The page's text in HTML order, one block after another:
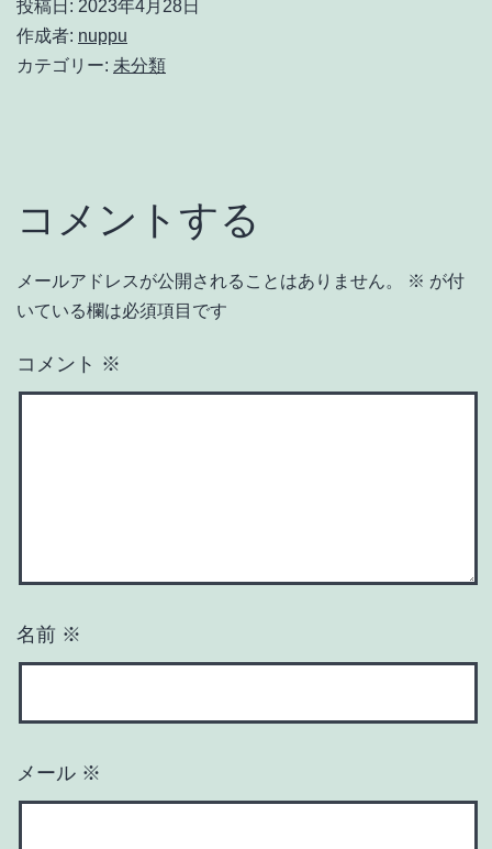
投稿日: 2023年4月28日
作成者: nuppu
カテゴリー: 未分類
コメントする
メールアドレスが公開されることはありません。 ※ が付
いている欄は必須項目です
コメント ※
名前 ※
メール ※